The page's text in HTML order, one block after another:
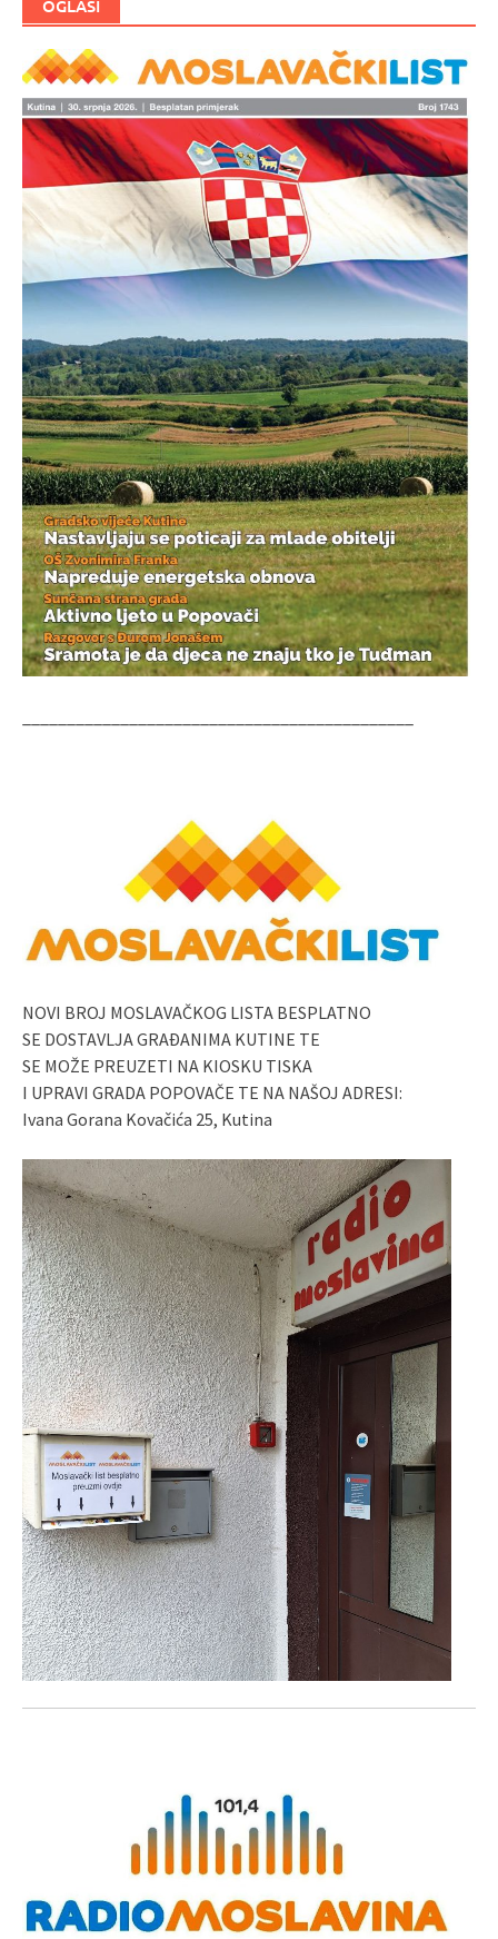
OGLASI
NOVI BROJ MOSLAVAČKOG LISTA BESPLATNO
SE DOSTAVLJA GRAĐANIMA KUTINE TE
SE MOŽE PREUZETI NA KIOSKU TISKA
I UPRAVI GRADA POPOVAČE TE NA NAŠOJ ADRESI:
Ivana Gorana Kovačića 25, Kutina